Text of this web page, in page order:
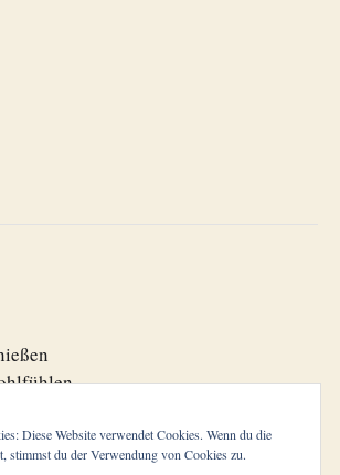
Diese Website verwendet Cookies. Wenn du die
stimmst du der Verwendung von Cookies zu.